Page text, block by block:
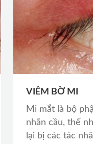
VIÊM BỜ MI
Mi mắt là bộ
nhãn cầu, thế
lại bị các tác